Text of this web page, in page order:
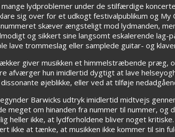
lydproblemer under de stilfærdige
sig over for et udkogt festivalpublikum og
skæver ængsteligt mod lydmanden,
og sikkert sine langsomt eskalerende
lave trommeslag eller samplede guitar- og
giver musikken et himmelstræbende præg,
afværger hun imidlertid dygtigt at lave
øjeblikke, eller ved at tilføje
Barwicks udtryk imidlertid midtvejs
meget om hinanden fra nummer til nummer,
heller ikke, at lydforholdene bliver noget
ikke at tænke, at musikken ikke kommer til sin